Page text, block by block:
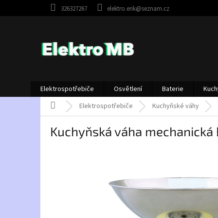
326327267 elektro.erik@seznam.cz
Elektrospotřebiče Osvětlení Baterie
Domů
Elektrospotřebiče Kuchyňské váhy
Kuchyňská váha mechanická